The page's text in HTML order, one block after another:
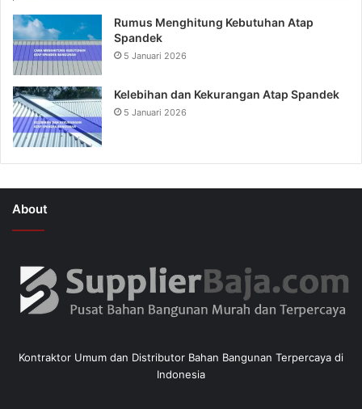
Rumus Menghitung Kebutuhan Atap
Spandek
5 Januari 2026
Kelebihan dan Kekurangan Atap Spandek
5 Januari 2026
About
Kontraktor Umum dan Distributor Bahan Bangunan Terpercaya di
Indonesia